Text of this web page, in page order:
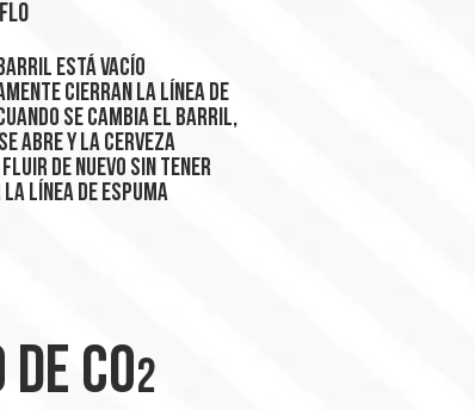
está vacío
cierran la línea de
se cambia el barril,
abre y la cerveza
fluir de nuevo sin tener
línea de espuma
DE C02